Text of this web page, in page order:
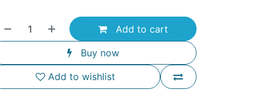
Add to cart
Buy now
Add to wishlist